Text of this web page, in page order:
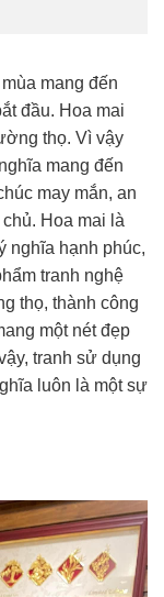
mang đến
đầu. Hoa mai
thọ. Vì vậy
mang đến
may mắn, an
Hoa mai là
nghĩa hạnh phúc,
tranh nghệ
thọ, thành công
một nét đẹp
tranh sử dụng
luôn là một sự